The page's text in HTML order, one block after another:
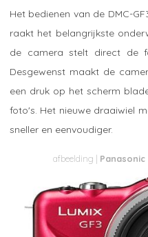
Het bedienen van de DMC-
raakt het belangrijkste
de camera stelt direct de
Desgewenst maakt de
een druk op het scherm
foto's. Het nieuwe draaiwiel
sneller en eenvoudiger.
Panasonic